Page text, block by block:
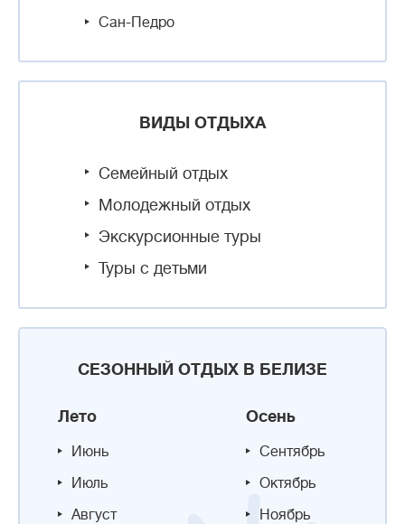
Сан-Педро
ВИДЫ ОТДЫХА
Семейный отдых
Молодежный отдых
Экскурсионные туры
Туры с детьми
СЕЗОННЫЙ ОТДЫХ В БЕЛИЗЕ
Лето
Июнь
Июль
Август
Осень
Сентябрь
Октябрь
Ноябрь